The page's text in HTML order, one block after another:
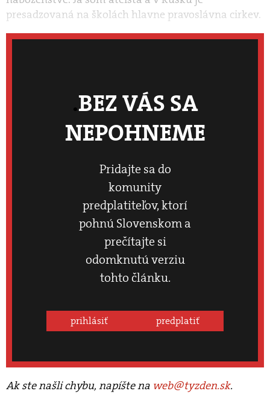
presadzovaná na školách hlavne pravoslávna cirkev.
BEZ VÁS SA
NEPOHNEME
Pridajte sa do
komunity
predplatiteľov, ktorí
pohnú Slovenskom a
prečítajte si
odomknutú verziu
tohto článku.
prihlásiť predplatiť
Ak ste našli chybu, napíšte na web@tyzden.sk.